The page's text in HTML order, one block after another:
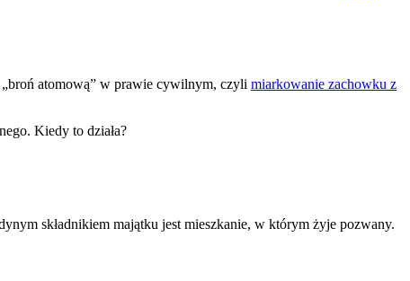
atomową” w prawie cywilnym, czyli miarkowanie zachowku z
Kiedy to działa?
składnikiem majątku jest mieszkanie, w którym żyje pozwany.